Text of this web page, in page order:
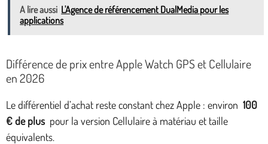
A lire aussi L'Agence de référencement DualMedia pour les
applications
Différence de prix entre Apple Watch GPS et Cellulaire
en 2026
Le différentiel d’achat reste constant chez Apple : environ 100
€ de plus pour la version Cellulaire à matériau et taille
équivalents.